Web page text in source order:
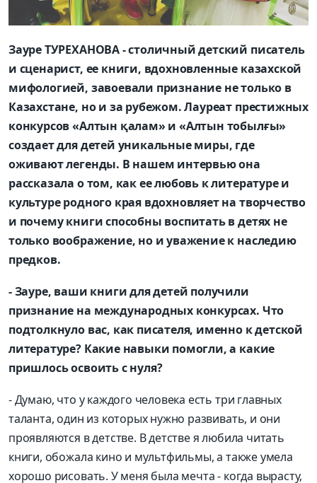
Зауре ТУРЕХАНОВА - столичный детский писатель
и сценарист, ее книги, вдохновленные казахской
мифологией, завоевали признание не только в
Казахстане, но и за рубежом. Лауреат престижных
конкурсов «Алтын қалам» и «Алтын тобылғы»
создает для детей уникальные миры, где
оживают легенды. В нашем интервью она
рассказала о том, как ее любовь к литературе и
культуре родного края вдохновляет на творчество
и почему книги способны воспитать в детях не
только воображение, но и уважение к наследию
предков.
- Зауре, ваши книги для детей получили
признание на международных конкурсах. Что
подтолкнуло вас, как писателя, именно к детской
литературе? Какие навыки помогли, а какие
пришлось освоить с нуля?
- Думаю, что у каждого человека есть три главных
таланта, один из которых нужно развивать, и они
проявляются в детстве. В детстве я любила читать
книги, обожала кино и мультфильмы, а также умела
хорошо рисовать. У меня была мечта - когда вырасту,